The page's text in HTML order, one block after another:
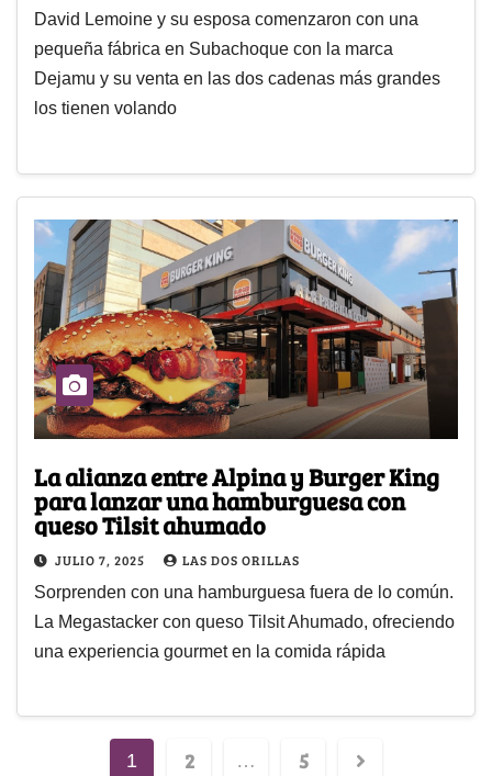
David Lemoine y su esposa comenzaron con una
pequeña fábrica en Subachoque con la marca
Dejamu y su venta en las dos cadenas más grandes
los tienen volando
La alianza entre Alpina y Burger King
para lanzar una hamburguesa con
queso Tilsit ahumado
JULIO 7, 2025 LAS DOS ORILLAS
Sorprenden con una hamburguesa fuera de lo común.
La Megastacker con queso Tilsit Ahumado, ofreciendo
una experiencia gourmet en la comida rápida
1 2 … 5